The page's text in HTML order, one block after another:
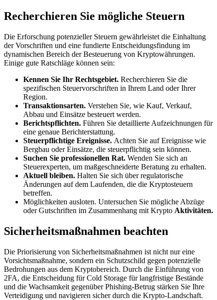
Recherchieren Sie mögliche Steuern
Die Erforschung potenzieller Steuern gewährleistet die Einhaltung
der Vorschriften und eine fundierte Entscheidungsfindung im
dynamischen Bereich der Besteuerung von Kryptowährungen.
Einige gute Ratschläge können sein:
Kennen Sie Ihr Rechtsgebiet. Recherchieren Sie die
spezifischen Steuervorschriften in Ihrem Land oder Ihrer
Region.
Transaktionsarten. Verstehen Sie, wie Kauf, Verkauf,
Abbau und Einsätze besteuert werden.
Berichtspflichten. Führen Sie detaillierte Aufzeichnungen für
eine genaue Berichterstattung.
Steuerpflichtige Ereignisse. Achten Sie auf Ereignisse wie
Bergbau oder Einsätze, die steuerpflichtig sein können.
Suchen Sie professionellen Rat. Wenden Sie sich an
Steuerexperten, um maßgeschneiderte Beratung zu erhalten.
Aktuell bleiben. Halten Sie sich über regulatorische
Änderungen auf dem Laufenden, die die Kryptosteuern
betreffen.
Möglichkeiten ausloten. Untersuchen Sie mögliche Abzüge
oder Gutschriften im Zusammenhang mit Krypto Aktivitäten.
Sicherheitsmaßnahmen beachten
Die Priorisierung von Sicherheitsmaßnahmen ist nicht nur eine
Vorsichtsmaßnahme, sondern ein Schutzschild gegen potenzielle
Bedrohungen aus dem Kryptobereich. Durch die Einführung von
2FA, die Entscheidung für Cold Storage für langfristige Bestände
und die Wachsamkeit gegenüber Phishing-Betrug stärken Sie Ihre
Verteidigung und navigieren sicher durch die Krypto-Landschaft.